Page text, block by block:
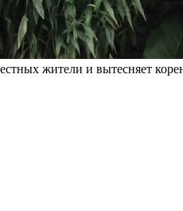
жители и вытесняет